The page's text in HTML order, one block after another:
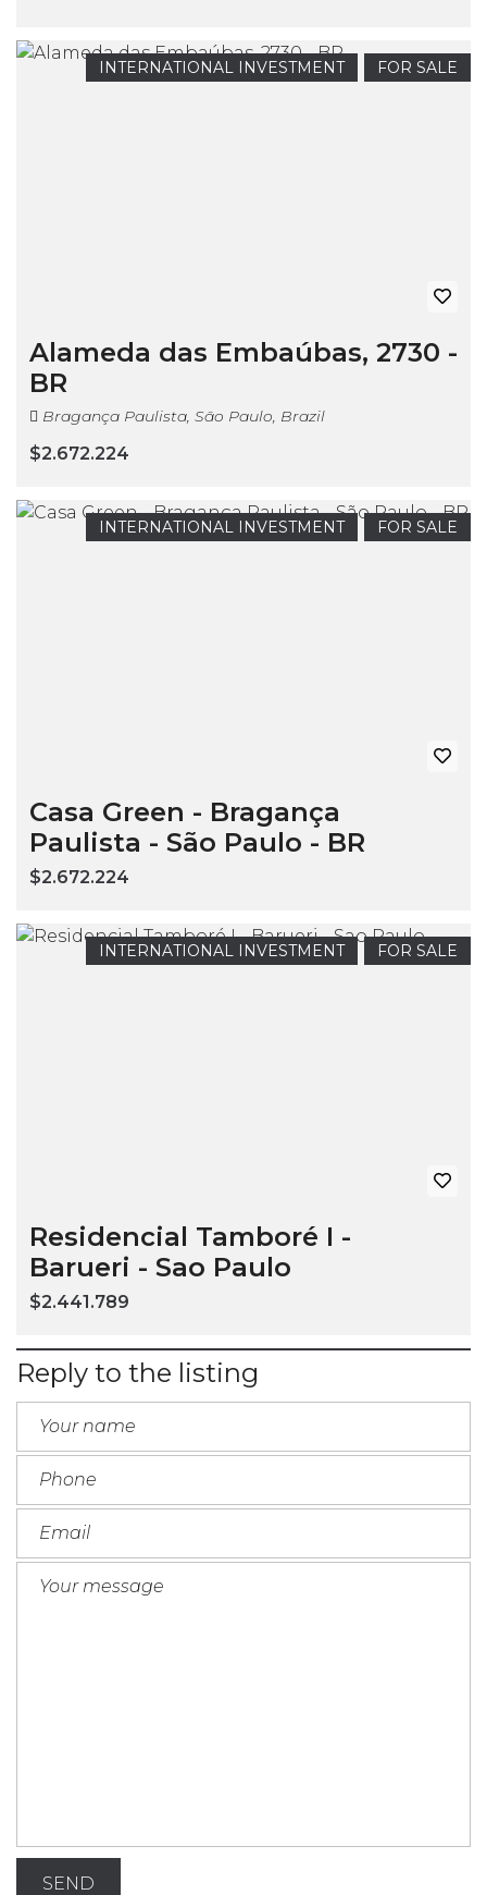
FOR SALE
INTERNATIONAL INVESTMENT
Alameda das Embaúbas, 2730 -
BR
Bragança Paulista, São Paulo, Brazil
$2.672.224
FOR SALE
INTERNATIONAL INVESTMENT
Casa Green - Bragança
Paulista - São Paulo - BR
$2.672.224
FOR SALE
INTERNATIONAL INVESTMENT
Residencial Tamboré I -
Barueri - Sao Paulo
$2.441.789
Reply to the listing